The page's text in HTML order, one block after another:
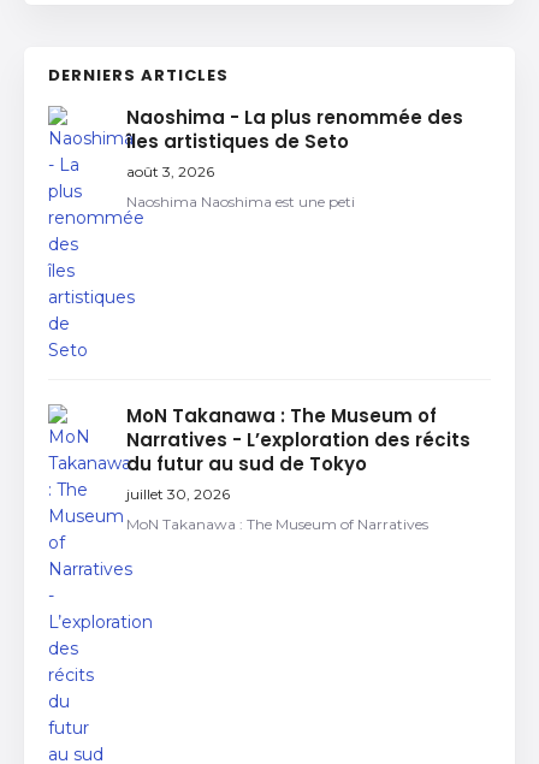
DERNIERS ARTICLES
Naoshima - La plus renommée des
îles artistiques de Seto
août 3, 2026
Naoshima Naoshima est une peti
MoN Takanawa : The Museum of
Narratives - L’exploration des récits
du futur au sud de Tokyo
juillet 30, 2026
MoN Takanawa : The Museum of Narratives